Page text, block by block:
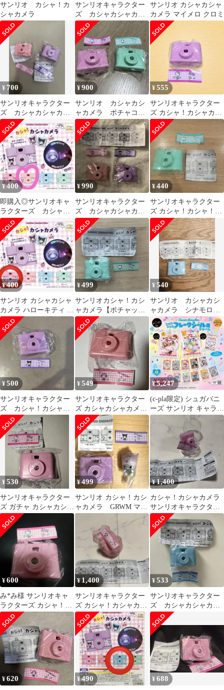
サンリオ カシャ！カ
シャカメラ
サンリオキャラクター
ズ カシャカシャカメ
ラ シナモロール
サンリオ カシャカシャ
カメラ マイメロ クロミ
¥ 700
サンリオキャラクター
ズ カシャカシャカメ
ラ 2個セット
¥900
サンリオ カシャカシ
ャカメラ ポチャコ
キティー
¥555
サンリオキャラクター
ズ カシャ！カシャカメ
ラ ハローキティ
¥400
即購入◎サンリオキャ
ラクターズ カシャ！
カシャカメラ マイメ
ロディ
¥990
サンリオキャラクター
ズ カシャカシャカメ
ラ 2個セット
¥440
サンリオキャラクター
ズ カシャ！カシャ！ミ
ニチュアカメラ ポチ
ャッコ
¥400
サンリオ カシャカシャ
カメラ ハローキティ ガ
チャ
¥499
サンリオカシャ！カシ
ャカメラ【ポチャッ
コ】
¥540
サンリオ カシャカシ
ャカメラ シナモロー
ル ガチャガチャ
¥500
サンリオキャラクター
ズ カシャ！カシャカ
メラ クロミ
¥549
サンリオキャラクター
ズ カシャカシャカメラ
マイメロディ
¥5,247
(c-pla限定) シュガバニ
ーズ サンリオ キャラク
ターズ シャカシャカフ
レークステッカー チャ
¥530
サンリオキャラクター
ズ ガチャ カシャカシャ
カメラ キティ ※最終
値引き中※
¥499
サンリオ カシャ！カシ
ャカメラ GRWM マス
コットチャーム クロ
ミ 2点セット
¥1,400
カシャ！カシャカメラ
サンリオキャラクター
ズ ガチャ
¥600
み*み様 サンリオキャ
ラクターズ カシャ！カ
シャカメラ ハローキ
ティ
¥1,400
サンリオキャラクター
ズ カシャ！カシャカメ
ラ マイメロ
¥533
サンリオキャラクター
ズ カシャカシャカメ
ラ シナモロール
¥620 ¥490 ¥688